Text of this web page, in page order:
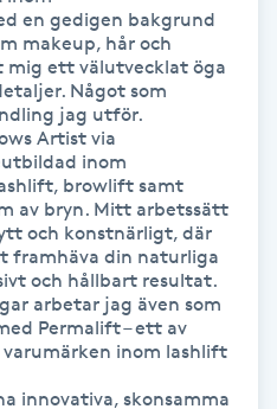
en gedigen bakgrund
makeup, hår och
ett välutvecklat öga
Något som
jag utför.
Artist via
inom
browlift samt
av bryn. Mitt arbetssätt
och konstnärligt, där
framhäva din naturliga
och hållbart resultat.
arbetar jag även som
Permalift – ett av
inom lashlift
innovativa, skonsamma